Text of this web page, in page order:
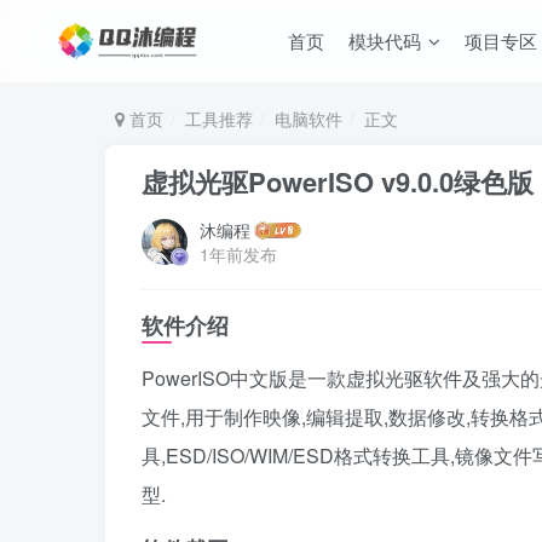
首页 模块代码 项目专区
首页 工具推荐 电脑软件 正文
虚拟光驱PowerISO v9.0.0绿色版
沐编程
1年前发布
软件介绍
PowerISO中文版是一款虚拟光驱软件及强大
文件,用于制作映像,编辑提取,数据修改,转换
具,ESD/ISO/WIM/ESD格式转换工具,镜像文
型.